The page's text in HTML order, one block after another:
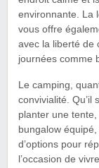
environnante. La
vous offre
avec la liberté de
journées comme
Le camping,
convivialité. Qu’il
planter une tente,
bungalow
d’options pour
l’occasion de